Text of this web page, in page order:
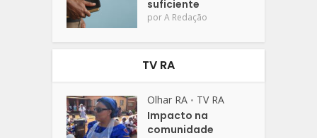
suficiente
porA Redação
TV RA
Olhar RA • TV RA
Impacto na
comunidade